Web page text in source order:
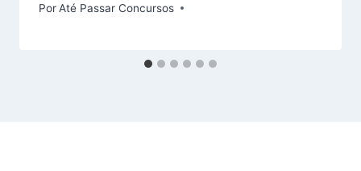
PorAté Passar Concursos